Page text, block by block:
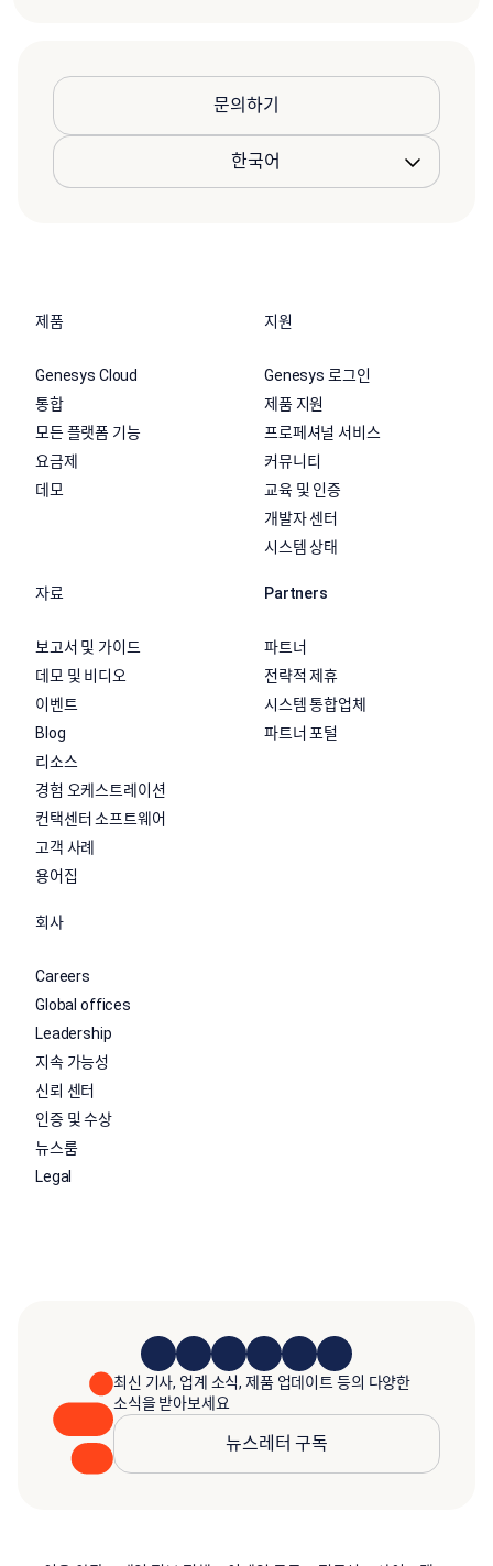
문의하기
제품
Genesys Cloud
통합
모든 플랫폼 기능
요금제
데모
지원
Genesys 로그인
제품 지원
프로페셔널 서비스
커뮤니티
교육 및 인증
개발자 센터
시스템 상태
자료
보고서 및 가이드
데모 및 비디오
이벤트
Blog
리소스
경험 오케스트레이션
컨택센터 소프트웨어
고객 사례
용어집
Partners
파트너
전략적 제휴
시스템 통합업체
파트너 포털
회사
Careers
Global offices
Leadership
지속 가능성
신뢰 센터
인증 및 수상
뉴스룸
Legal
최신 기사, 업계 소식, 제품 업데이트 등의 다양한
소식을 받아보세요
뉴스레터 구독